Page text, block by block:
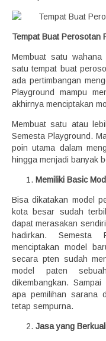
Tempat Buat Perosotan
Membuat satu
satu tempat buat
ada pertimbangan
Playground mampu
akhirnya menciptakan
Membuat satu atau
Semesta Playground.
poin utama dalam
hingga menjadi banyak
Memiliki Basic
Bisa dikatakan model
kota besar sudah
dapat merasakan
hadirkan. Semesta
menciptakan model
secara pten sudah
model paten
dikembangkan.
apa pemilihan sarana
tetap sempurna.
Jasa yang